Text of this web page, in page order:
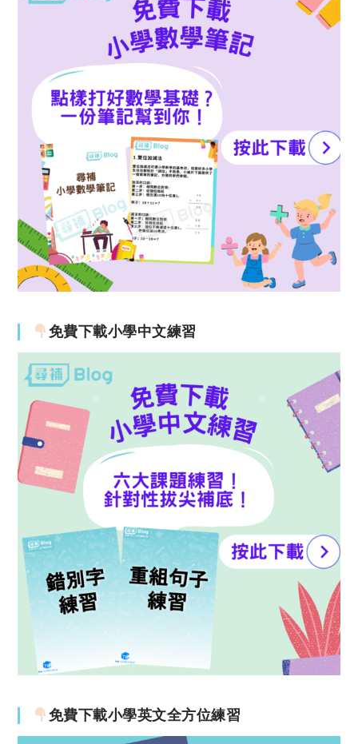
免費下載小學中文練習
免費下載小學英文全方位練習